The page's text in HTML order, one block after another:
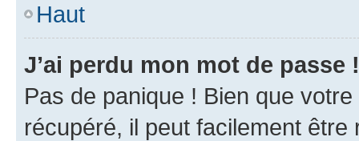
Haut
J’ai perdu mon mot de passe !
Pas de panique ! Bien que
récupéré, il peut facilement